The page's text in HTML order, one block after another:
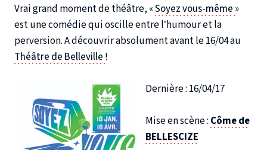
Vrai grand moment de théâtre, «Soyez vous-même »
est une comédie qui oscille entre l’humour et la
perversion. A découvrir absolument avant le 16/04 au
Théâtre de Belleville !
Dernière : 16/04/17
Mise en scène : Côme de
BELLESCIZE